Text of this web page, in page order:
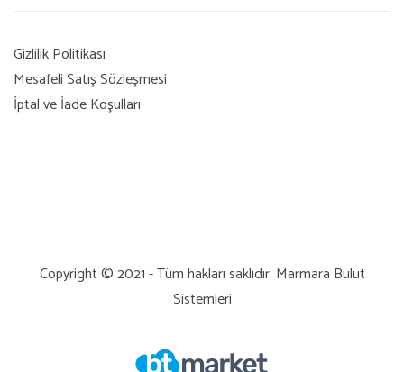
Gizlilik Politikası
Mesafeli Satış Sözleşmesi
İptal ve İade Koşulları
Copyright © 2021 - Tüm hakları saklıdır. Marmara Bulut
Sistemleri